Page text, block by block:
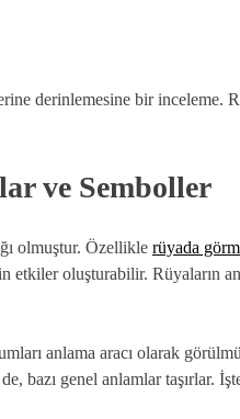
derinlemesine bir
ve Semboller
olmuştur. Özellikle rüyada
etkiler oluşturabilir. Rüyaların
anlama aracı olarak
bazı genel anlamlar taşırlar.